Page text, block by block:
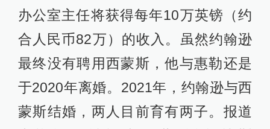
办公室主任将获得每年10万英镑（约
合人民币82万）的收入。虽然约翰逊
最终没有聘用西蒙斯，他与惠勒还是
于2020年离婚。2021年，约翰逊与西
蒙斯结婚，两人目前育有两子。报道